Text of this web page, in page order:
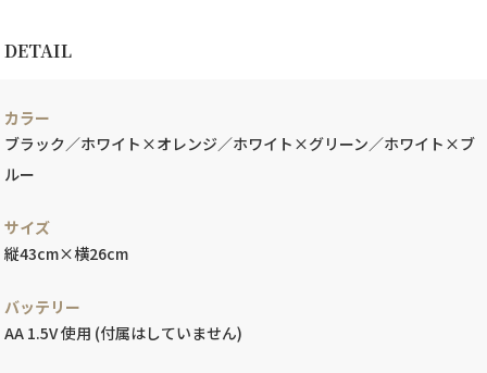
DETAIL
カラー
ブラック／ホワイト×オレンジ／ホワイト×グリーン／ホワイト×ブ
ルー
サイズ
縦43cm×横26cm
バッテリー
AA 1.5V 使用 (付属はしていません)